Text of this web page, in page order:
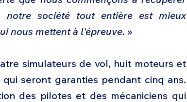
notre société tout entière est mieux
nous mettent à l'épreuve. »
simulateurs de vol, huit moteurs et
seront garanties pendant cinq ans.
des pilotes et des mécaniciens qui